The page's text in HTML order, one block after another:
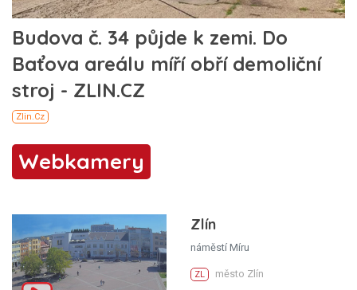
Webkamery
Zlín
náměstí Míru
ZL město Zlín